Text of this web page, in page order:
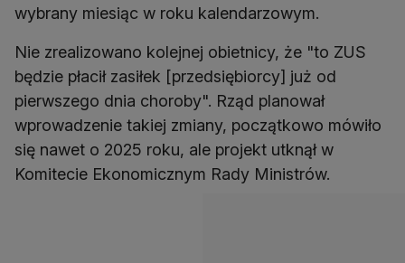
wybrany miesiąc w roku kalendarzowym.
Nie zrealizowano kolejnej obietnicy, że "to ZUS
będzie płacił zasiłek [przedsiębiorcy] już od
pierwszego dnia choroby". Rząd planował
wprowadzenie takiej zmiany, początkowo mówiło
się nawet o 2025 roku, ale projekt utknął w
Komitecie Ekonomicznym Rady Ministrów.